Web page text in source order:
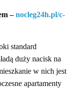
–nocleg24h.pl/c-
standard
duży nacisk na
w nich jest
apartamenty